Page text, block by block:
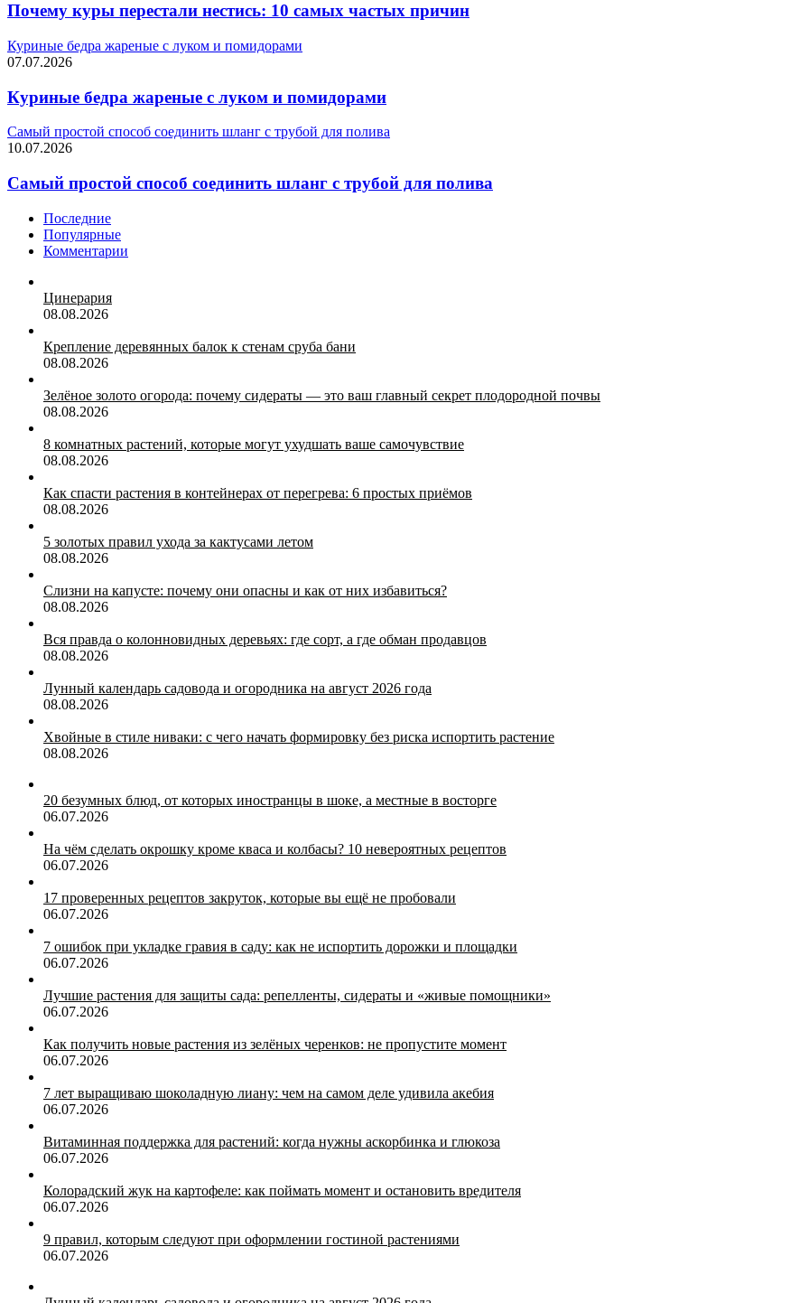
Почему куры перестали нестись: 10 самых частых причин
Куриные бедра жареные с луком и помидорами
07.07.2026
Куриные бедра жареные с луком и помидорами
Самый простой способ соединить шланг с трубой для полива
10.07.2026
Самый простой способ соединить шланг с трубой для полива
Последние
Популярные
Комментарии
Цинерария
08.08.2026
Крепление деревянных балок к стенам сруба бани
08.08.2026
Зелёное золото огорода: почему сидераты — это ваш главный секрет плодородной почвы
08.08.2026
8 комнатных растений, которые могут ухудшать ваше самочувствие
08.08.2026
Как спасти растения в контейнерах от перегрева: 6 простых приёмов
08.08.2026
5 золотых правил ухода за кактусами летом
08.08.2026
Слизни на капусте: почему они опасны и как от них избавиться?
08.08.2026
Вся правда о колонновидных деревьях: где сорт, а где обман продавцов
08.08.2026
Лунный календарь садовода и огородника на август 2026 года
08.08.2026
Хвойные в стиле ниваки: с чего начать формировку без риска испортить растение
08.08.2026
20 безумных блюд, от которых иностранцы в шоке, а местные в восторге
06.07.2026
На чём сделать окрошку кроме кваса и колбасы? 10 невероятных рецептов
06.07.2026
17 проверенных рецептов закруток, которые вы ещё не пробовали
06.07.2026
7 ошибок при укладке гравия в саду: как не испортить дорожки и площадки
06.07.2026
Лучшие растения для защиты сада: репелленты, сидераты и «живые помощники»
06.07.2026
Как получить новые растения из зелёных черенков: не пропустите момент
06.07.2026
7 лет выращиваю шоколадную лиану: чем на самом деле удивила акебия
06.07.2026
Витаминная поддержка для растений: когда нужны аскорбинка и глюкоза
06.07.2026
Колорадский жук на картофеле: как поймать момент и остановить вредителя
06.07.2026
9 правил, которым следуют при оформлении гостиной растениями
06.07.2026